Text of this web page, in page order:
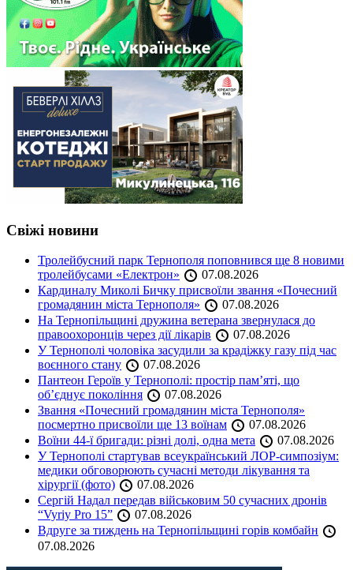
Свіжі новини
Тролейбусний парк Тернополя поповнився ще 8 новими
тролейбусами «Електрон»
07.08.2026
Кардиналу Миколі Бичку присвоїли звання «Почесний
громадянин міста Тернополя»
07.08.2026
На Тернопільщині дружина ветерана звернулася до
правоохоронців через дії лікарів
07.08.2026
У Тернополі чоловіка засудили за крадіжку газу під час
воєнного стану
07.08.2026
Пантеон Героїв у Тернополі: простір пам’яті, що
об’єднує покоління
07.08.2026
Звання «Почесний громадянин міста Тернополя»
посмертно присвоїли ще 13 воїнам
07.08.2026
Воїни 44-ї бригади: різні долі, одна мета
07.08.2026
У Тернополі стартував всеукраїнський ЛОР-симпозіум:
медики обговорюють сучасні методи лікування та
хірургії (фото)
07.08.2026
Сергій Надал передав військовим 50 сучасних дронів
“Vyriy Pro 15”
07.08.2026
Вдруге за тиждень на Тернопільщині горів комбайн
07.08.2026